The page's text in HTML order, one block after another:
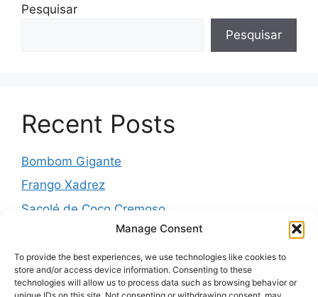
Manage Consent
To provide the best experiences, we use technologies like cookies to
store and/or access device information. Consenting to these
technologies will allow us to process data such as browsing behavior or
Pesquisar
Pesquisar
Recent Posts
Bombom Gigante
Frango Xadrez
Sacolé de Coco Cremoso
Torta de cebola molhadinha
Pernil Assado com Laranja, Alho e Ervas